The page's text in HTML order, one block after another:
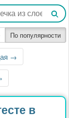
По популярности
→
в